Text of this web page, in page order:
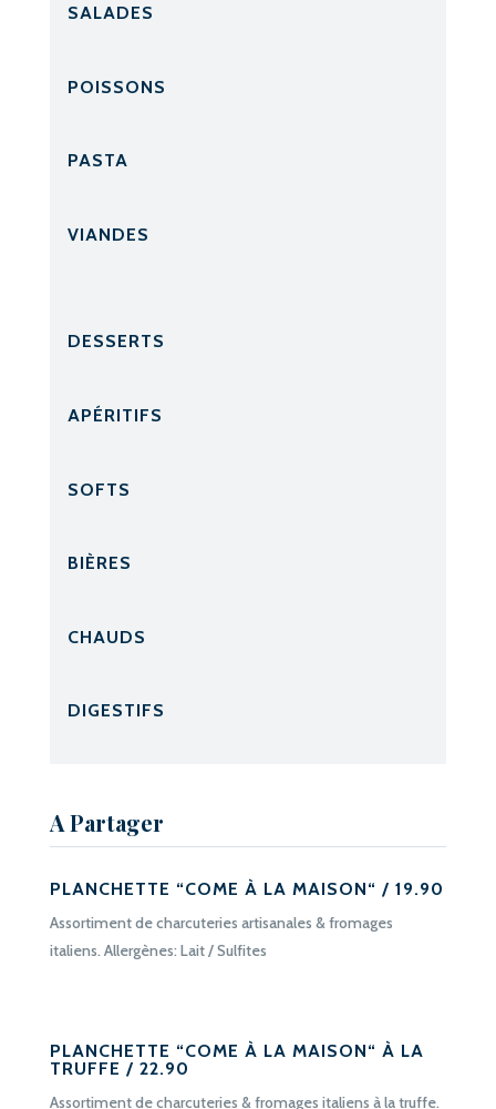
SALADES
POISSONS
PASTA
VIANDES
DESSERTS
APÉRITIFS
SOFTS
BIÈRES
CHAUDS
DIGESTIFS
A Partager
PLANCHETTE “COME À LA MAISON“ / 19.90
Assortiment de charcuteries artisanales & fromages
italiens. Allergènes: Lait / Sulfites
PLANCHETTE “COME À LA MAISON“ À LA
TRUFFE / 22.90
Assortiment de charcuteries & fromages italiens à la truffe.